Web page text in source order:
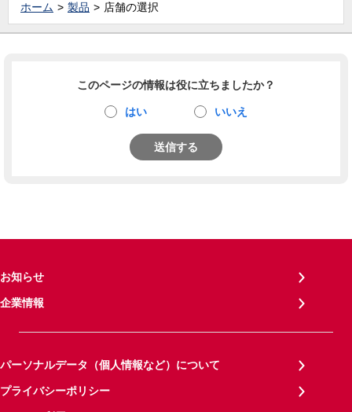
ホーム 製品 店舗の選択
このページの情報は役に立ちましたか？
はい いいえ
送信する
お知らせ
企業情報
パーソナルデータ（個人情報など）について
プライバシーポリシー